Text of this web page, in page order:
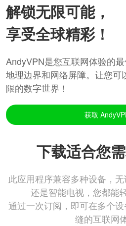
解锁无限可能，
享受全球精彩！
AndyVPN是您互联网体验的
地理边界和网络屏障。让您可
限的数字世界！
获取
下载适合您
此应用程序兼容多种设备，
还是智能电视，您都能
通过一次订阅，即可在多个
缝的互联网